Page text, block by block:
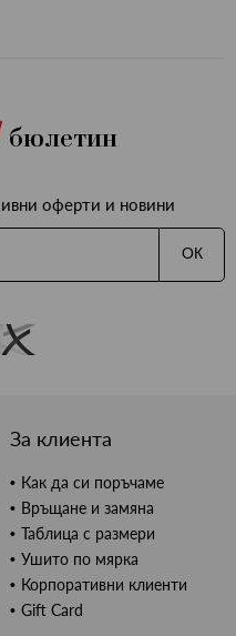
бюлетин
оферти и новини
ОК
За клиента
Как да си поръчаме
Връщане и замяна
Таблица с размери
Ушито по мярка
Корпоративни клиенти
Gift Card